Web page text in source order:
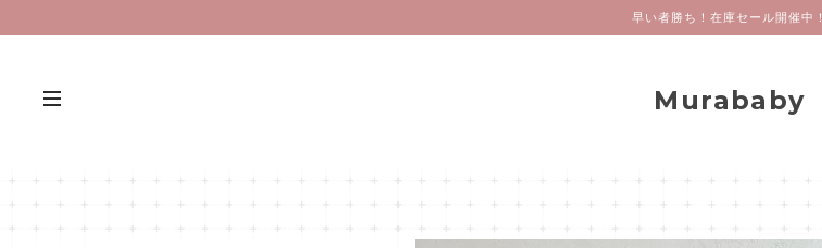
早い者勝ち！在庫セール開催中！
Murababy